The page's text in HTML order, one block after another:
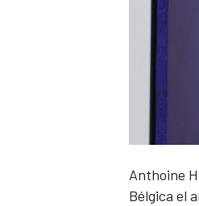
Anthoine
Bélgica el